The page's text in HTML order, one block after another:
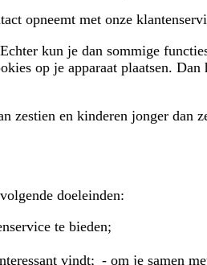
opneemt met onze
kun je dan sommige
op je apparaat plaatsen.
en kinderen jonger dan
doeleinden:
te bieden;
vindt; - om je samen